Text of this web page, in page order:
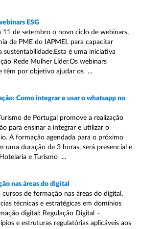
ESG
11 de setembro o novo ciclo de webinars,
de PME do IAPMEI, para capacitar
sustentabilidade.Esta é uma iniciativa
Rede Mulher Líder.Os webinars
têm por objetivo ajudar os ...
Como integrar e usar o whatsapp no
de Portugal promove a realização
para ensinar a integrar e utilizar o
A formação agendada para o próximo
uma duração de 3 horas, será presencial e
e Turismo ...
nas áreas do digital
cursos de formação nas áreas do digital,
técnicas e estratégicas em domínios
digital: Regulação Digital –
e estruturas regulatórias aplicáveis aos